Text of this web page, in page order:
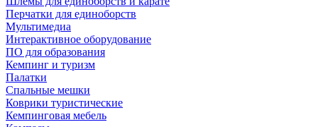
Перчатки для единоборств
Мультимедиа
Интерактивное оборудование
ПО для образования
Кемпинг и туризм
Палатки
Спальные мешки
Коврики туристические
Кемпинговая мебель